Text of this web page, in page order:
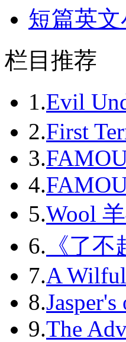
短篇英
栏目推荐
1.Evil
2.First
3.
4.
5.Wool
6. 《了
7.A
8.Jasper's
9.The